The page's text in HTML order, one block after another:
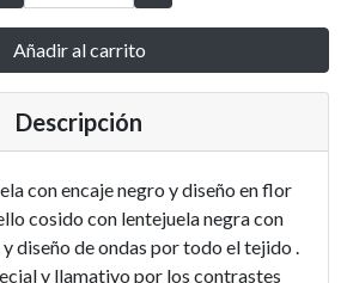
Añadir al carrito
Descripción
con encaje negro y diseño en flor
cosido con lentejuela negra con
diseño de ondas por todo el tejido .
y llamativo por los contrastes